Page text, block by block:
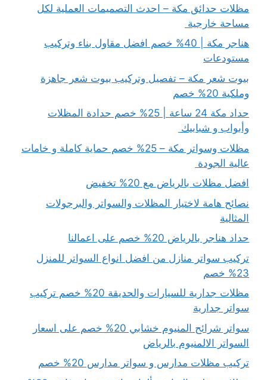
مظلات حدائق مكة – احدث التصميمات العملية لكل
مساحة خارجية
هناجر مكة | 40% خصم افضل مقاول بناء وتركيب
مستودعات
بيوت شعر مكة – تفصيل وتركيب بيوت شعر جاهزة
وملكية 20% خصم
حداد مكة 24 ساعة | 25% خصم حدادة المظلات
وأبواب و شبابيك
مظلات وسواتر مكة – 25% خصم حماية كاملة و خامات
عالية الجودة
افضل مظلات بالرياض مع 20% تخفيض
نصائح هامة لاختيار المظلات والسواتر والبرجولات
المثالية
حداد هناجر بالرياض 20% خصم على اعمالنا
تركيب سواتر منازل من افضل انواع السواتر للمنزل
23% خصم
مظلات جدارية للسيارات والحديقة 20% خصم تركيب
سواتر جدارية
سواتر شرائح المنيوم خشابي 20% خصم على اسعار
السواتر الالمنيوم بالرياض
تركيب مظلات مدارس و سواتر مدارس 20% خصم